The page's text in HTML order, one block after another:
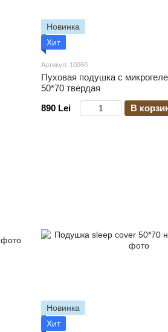
Новинка
Хит
Артикул: 10060
Пуховая подушка c
50*70 твердая
890 Lei
В
Новинка
Хит